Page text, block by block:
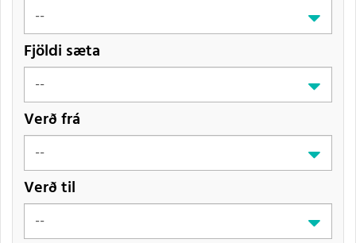
Fjöldi sæta
Verð frá
Verð til